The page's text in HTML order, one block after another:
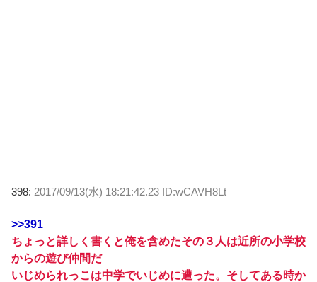
398: 2017/09/13(水) 18:21:42.23 ID:wCAVH8Lt
>>391
ちょっと詳しく書くと俺を含めたその３人は近所の小学校
からの遊び仲間だ
いじめられっこは中学でいじめに遭った。そしてある時か